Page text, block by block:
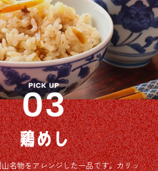
鶏めし
名物をアレンジした一品です。カリッ